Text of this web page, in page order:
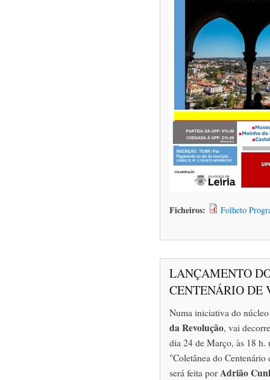
Ficheiros: Folheto
LANÇAMENTO
CENTENÁRIO DE
Numa iniciativa do
da Revolução, vai
dia 24 de Março, às 18 h.
"Coletânea do Centenário
será feita porAdrião